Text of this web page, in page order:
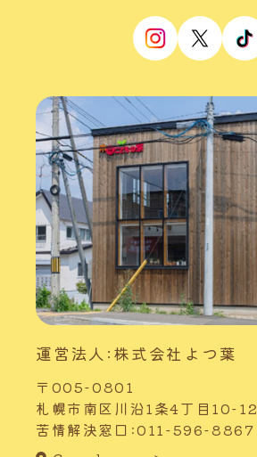
運営法人:株式会社よつ葉
〒005-0801
札幌市南区川沿1条4丁目10-12
苦情解決窓口:011-596-8867